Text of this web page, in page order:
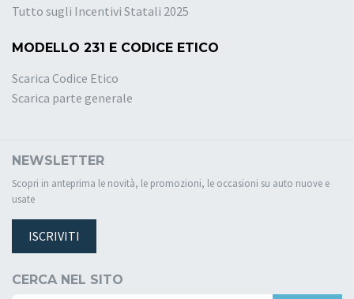
Tutto sugli Incentivi Statali 2025
MODELLO 231 E CODICE ETICO
Scarica Codice Etico
Scarica parte generale
NEWSLETTER
Scopri in anteprima le novità, le promozioni, le occasioni su auto nuove e
usate
ISCRIVITI
CERCA NEL SITO